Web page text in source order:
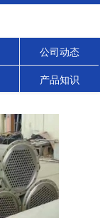
公司动态
产品知识